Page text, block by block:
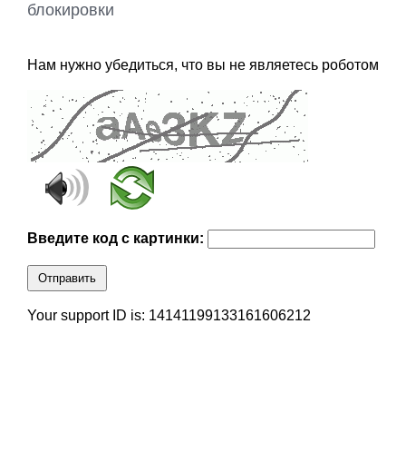
блокировки
Нам нужно убедиться, что вы не являетесь роботом
Введите код с картинки:
Отправить
Your support ID is: 14141199133161606212